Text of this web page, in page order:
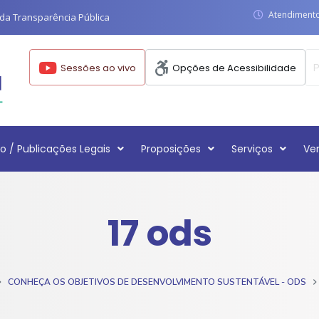
Transparência Pública
Sessões ao vivo Opções de Acessibilidade
/ Publicações Legais Proposições Serviços
17 ods
CONHEÇA OS OBJETIVOS DE DESENVOLVIMENTO SUSTENTÁVEL - ODS